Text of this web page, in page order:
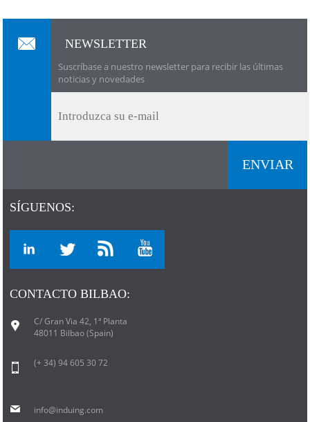
NEWSLETTER
Suscríbase a nuestro newsletter para recibir las últimas
noticias y novedades
SÍGUENOS:
CONTACTO BILBAO:
C/ Gran Via 42, 1ª Planta
48011 Bilbao (Spain)
(+ 34) 94 605 30 72
info@induing.com